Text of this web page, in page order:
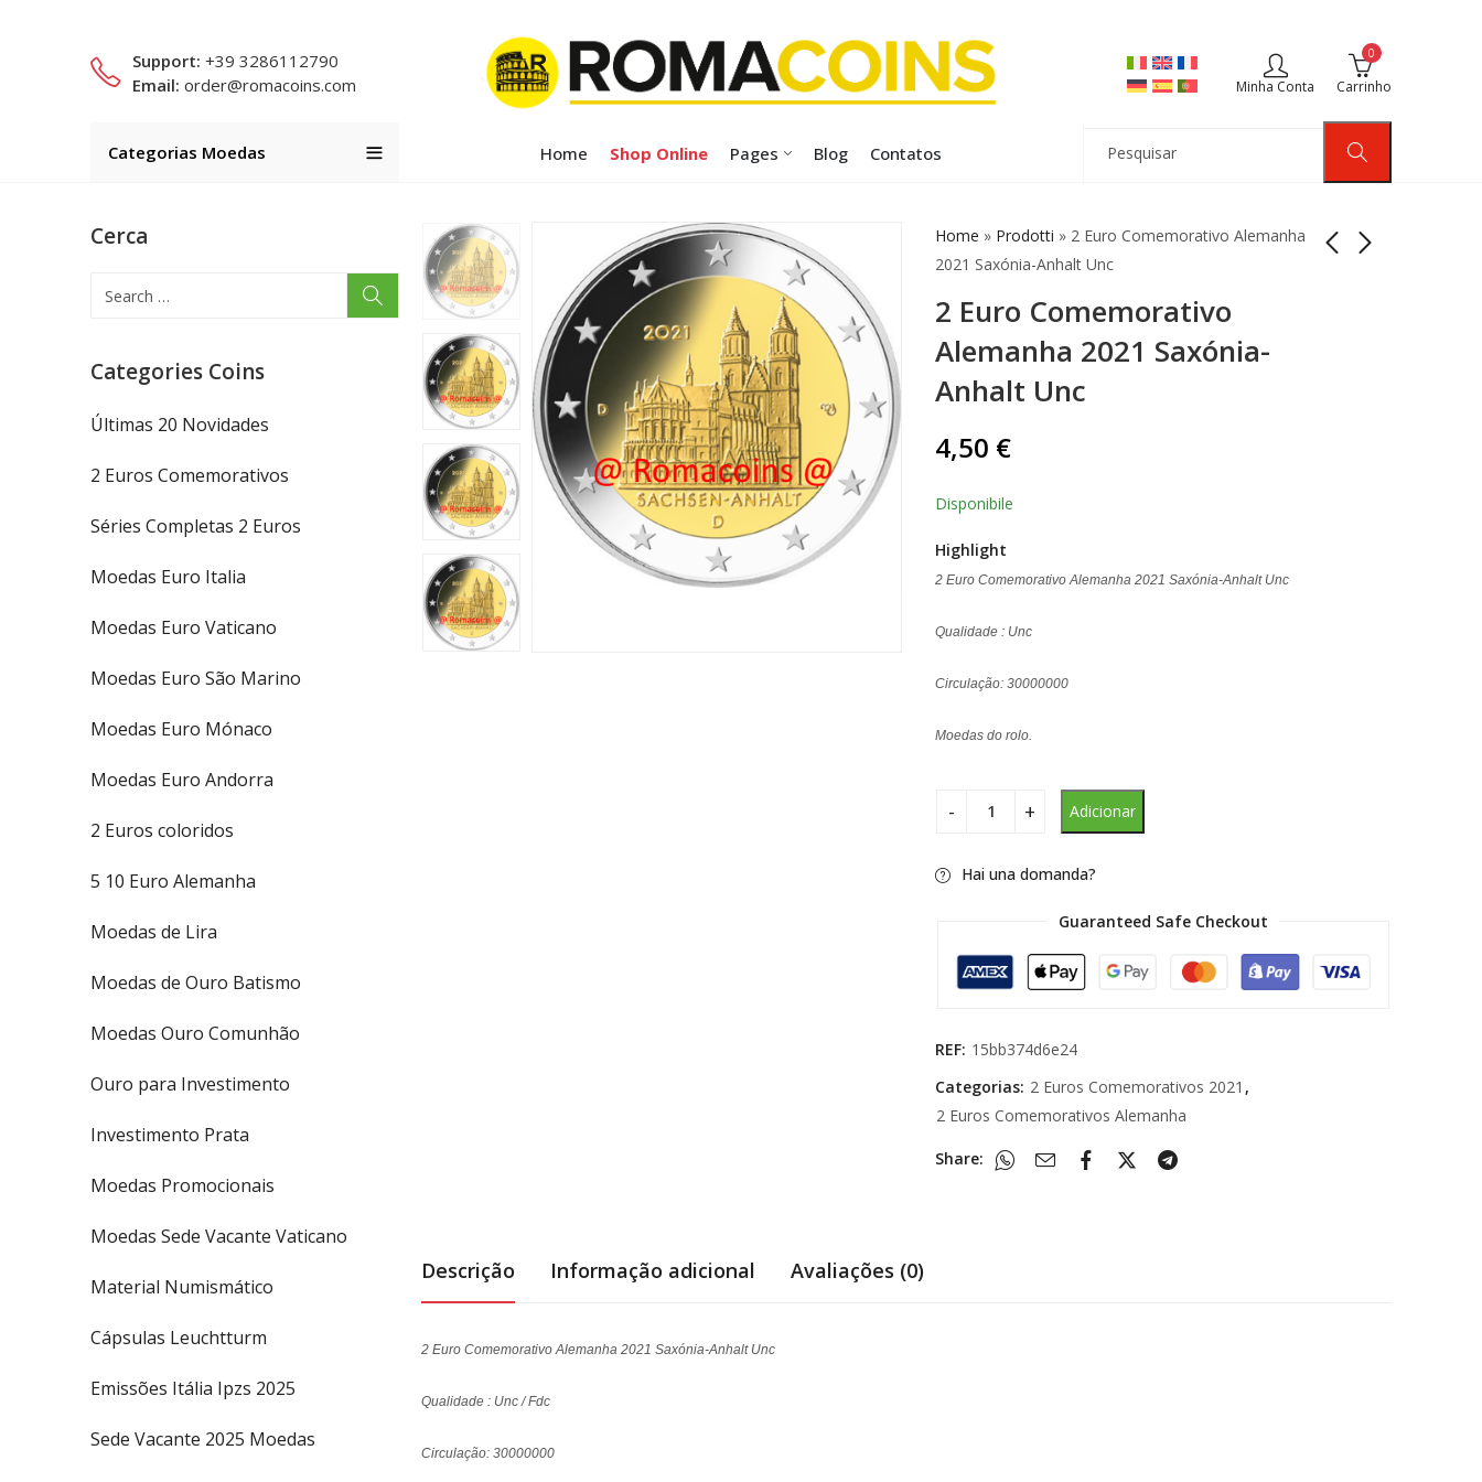
Support: +39 3286112790
Email: order@romacoins.com Minha Conta
0
Carrinho
Categorias Moedas Home Shop Online Pages Blog Contatos
Home » Prodotti » 2 Euro Comemorativo Alemanha
2021 Saxónia-Anhalt Unc
2 Euro Comemorativo
Alemanha 2021 Saxónia-
Anhalt Unc
2 Euro Comemorativo
Luxemburgo 2020
Holograma do
2 Euro Comemorativo
França 2021 Unicef
Unc
4,50 €
Disponibile
Highlight
2 Euro Comemorativo Alemanha 2021 Saxónia-Anhalt Unc
Qualidade : Unc
Circulação: 30000000
Moedas do rolo.
Adicionar
Hai una domanda?
Guaranteed Safe Checkout
REF: 15bb374d6e24
Categorias: 2 Euros Comemorativos 2021 ,
2 Euros Comemorativos Alemanha
Share:
Descrição Informação adicional Avaliações (0)
2 Euro Comemorativo Alemanha 2021 Saxónia-Anhalt Unc
Qualidade : Unc / Fdc
Circulação: 30000000
Cerca
Categories Coins
Últimas 20 Novidades
2 Euros Comemorativos
Séries Completas 2 Euros
Moedas Euro Italia
Moedas Euro Vaticano
Moedas Euro São Marino
Moedas Euro Mónaco
Moedas Euro Andorra
2 Euros coloridos
5 10 Euro Alemanha
Moedas de Lira
Moedas de Ouro Batismo
Moedas Ouro Comunhão
Ouro para Investimento
Investimento Prata
Moedas Promocionais
Moedas Sede Vacante Vaticano
Material Numismático
Cápsulas Leuchtturm
Emissões Itália Ipzs 2025
Sede Vacante 2025 Moedas